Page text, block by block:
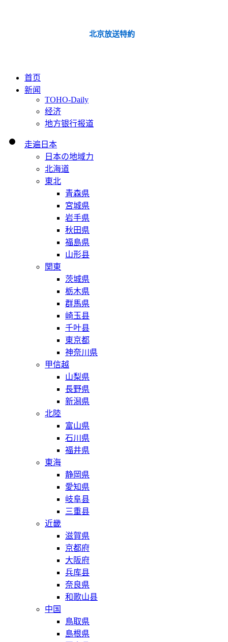
北京放送特約
首页
新闻
TOHO-Daily
经济
地方银行报道
走遍日本
日本の地域力
北海道
東北
青森県
宮城県
岩手県
秋田県
福島県
山形县
関東
茨城県
栃木県
群馬県
崎玉县
千叶县
東京都
神奈川県
甲信越
山梨県
長野県
新潟県
北陸
富山県
石川県
福井県
東海
静岡県
愛知県
岐阜县
三重县
近畿
滋賀県
京都府
大阪府
兵库县
奈良県
和歌山县
中国
鳥取県
島根県